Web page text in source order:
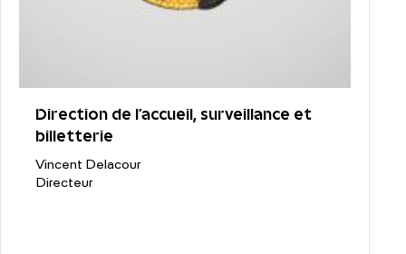
Direction de l’accueil, surveillance et
billetterie
Vincent Delacour
Directeur